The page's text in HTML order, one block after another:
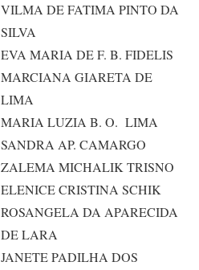
VILMA DE FATIMA PINTO DA
SILVA
EVA MARIA DE F. B. FIDELIS
MARCIANA GIARETA DE
LIMA
MARIA LUZIA B. O. LIMA
SANDRA AP. CAMARGO
ZALEMA MICHALIK TRISNO
ELENICE CRISTINA SCHIK
ROSANGELA DA APARECIDA
DE LARA
JANETE PADILHA DOS